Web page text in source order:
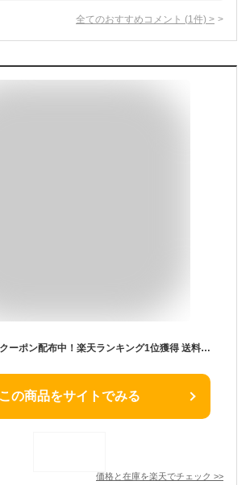
全てのおすすめコメント (1 件) >
半額以下57%OFFクーポン配布中！楽天ランキング1位獲得 送料無料 mileda パウダーファンデーション 韓国コスメマット肌毛穴レス保湿乾燥肌テカリ防止 20代 30代 40代 50代 ／ mileda ミレダ 1C ネコポス m-992
この商品をサイトでみる
価格と在庫を楽天でチェック >>